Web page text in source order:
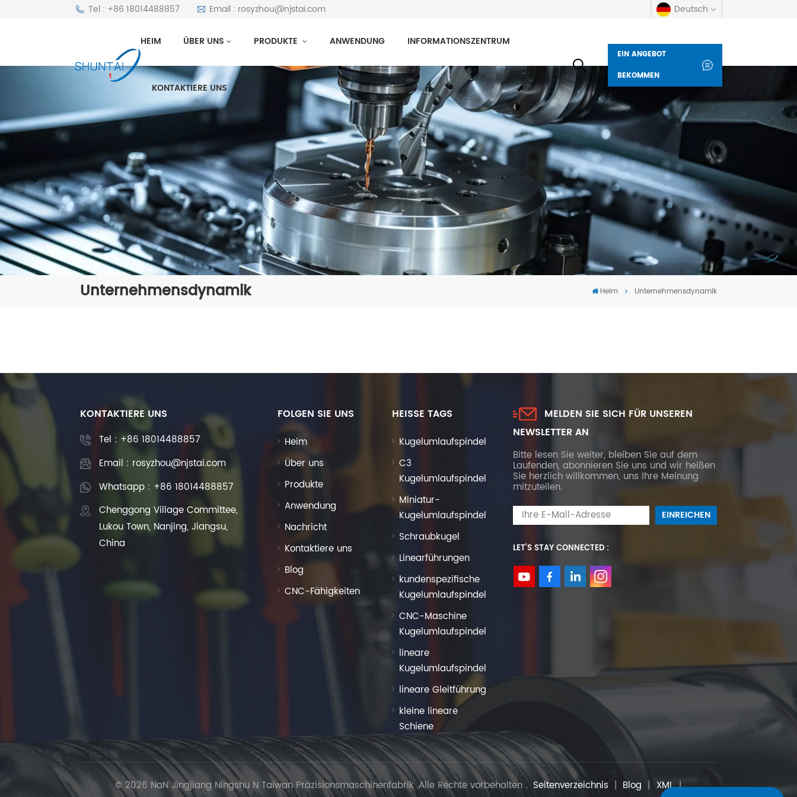
Tel : +86 18014488857 Email : rosyzhou@njstai.com Deutsch
русский
español
العربية
Deutsch
italiano
français
Indonesia
HEIM ÜBER UNS PRODUKTE ANWENDUNG INFORMATIONSZENTRUM
KONTAKTIERE UNS
EIN ANGEBOT
BEKOMMEN
Unternehmensdynamik Heim Unternehmensdynamik
KONTAKTIERE UNS
Tel : +86 18014488857
Email : rosyzhou@njstai.com
Whatsapp : +86 18014488857
Chenggong Village Committee,
Lukou Town, Nanjing, Jiangsu,
China
FOLGEN SIE UNS
Heim
Über uns
Produkte
Anwendung
Nachricht
Kontaktiere uns
Blog
CNC-Fähigkeiten
HEISSE TAGS
Kugelumlaufspindel
C3
Kugelumlaufspindel
Miniatur-
Kugelumlaufspindel
Schraubkugel
Linearführungen
kundenspezifische
Kugelumlaufspindel
CNC-Maschine
Kugelumlaufspindel
lineare
Kugelumlaufspindel
lineare Gleitführung
kleine lineare
Schiene
MELDEN SIE SICH FÜR UNSEREN
NEWSLETTER AN
Bitte lesen Sie weiter, bleiben Sie auf dem
Laufenden, abonnieren Sie uns und wir heißen
Sie herzlich willkommen, uns Ihre Meinung
mitzuteilen.
LET’S STAY CONNECTED :
© 2026 NaN Jingjiang Ningshu N Taiwan Präzisionsmaschinenfabrik .Alle Rechte vorbehalten . Seitenverzeichnis | Blog | XML|